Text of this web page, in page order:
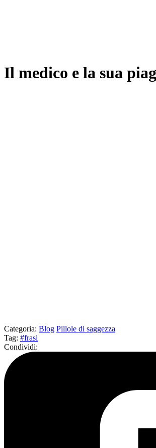
Il medico e la sua
Categoria: Blog Pillole di saggezza
Tag: #frasi
Condividi: